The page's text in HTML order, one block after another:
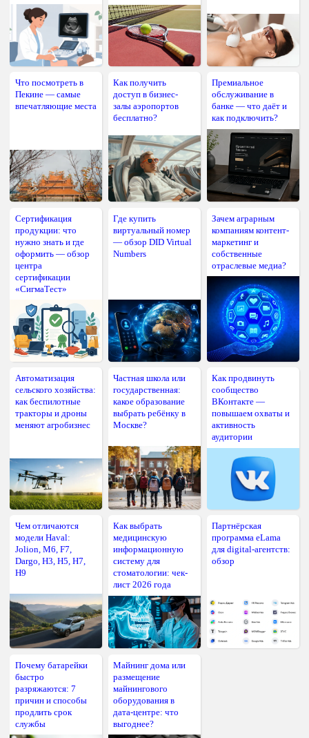
Что посмотреть в
Пекине — самые
впечатляющие места
Как получить
доступ в бизнес-
залы аэропортов
бесплатно?
Премиальное
обслуживание в
банке — что даёт и
как подключить?
Сертификация
продукции: что
нужно знать и где
оформить — обзор
центра
сертификации
«СигмаТест»
Где купить
виртуальный номер
— обзор DID Virtual
Numbers
Зачем аграрным
компаниям контент-
маркетинг и
собственные
отраслевые медиа?
Автоматизация
сельского хозяйства:
как беспилотные
тракторы и дроны
меняют агробизнес
Частная школа или
государственная:
какое образование
выбрать ребёнку в
Москве?
Как продвинуть
сообщество
ВКонтакте —
повышаем охваты и
активность
аудитории
Чем отличаются
модели Haval:
Jolion, M6, F7,
Dargo, H3, H5, H7,
H9
Как выбрать
медицинскую
информационную
систему для
стоматологии: чек-
лист 2026 года
Партнёрская
программа eLama
для digital-агентств:
обзор
Почему батарейки
быстро
разряжаются: 7
причин и способы
продлить срок
службы
Майнинг дома или
размещение
майнингового
оборудования в
дата-центре: что
выгоднее?